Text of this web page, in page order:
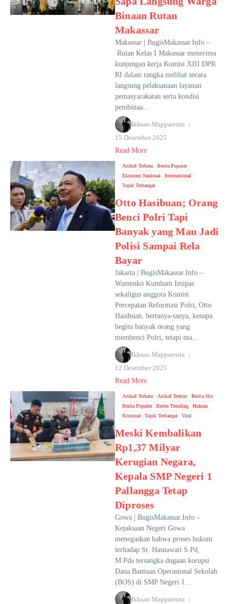
Binaan Rutan
Makassar
Makassar | BugisMakassar.Info –
Rutan Kelas I Makassar menerima
kunjungan kerja Komisi XIII DPR
RI dalam rangka melihat secara
langsung pelaksanaan layanan
pemasyarakatan serta kondisi
pembinaa...
Ikhsan Mapparenta
15 Desember 2025
Read More
Artikel Terbaru
Berita Populer
Ekonomi Nasional
Internasional
Topik Terhangat
Otto Hasibuan; Orang
Benci Polri Tapi
Banyak yang Mau Jadi
Polisi Sampai Rela
Bayar
Jakarta | BugisMakassar.Info –
Wamenko Kumham Imipas
sekaligus anggota Komisi
Percepatan Reformasi Polri, Otto
Hasibuan, bertanya-tanya, kenapa
begitu banyak orang yang
membenci Polri, tetapi ma...
Ikhsan Mapparenta
12 Desember 2025
Read More
Artikel Terbaru Artikel Terkini
Berita Hot
Berita Populer
Berita Trending
Hukum
Kriminal
Topik Terhangat Viral
Meski Kembalikan
Rp1,37 Milyar
Kerugian Negara,
Kepala SMP Negeri 1
Pallangga Tetap
Diproses
Gowa | BugisMakassar.Info –
Kejaksaan Negeri Gowa
menegaskan bahwa proses hukum
terhadap St. Hasnawati S.Pd,
M.Pda tersangka dugaan korupsi
Dana Bantuan Operasional Sekolah
(BOS) di SMP Negeri 1...
Ikhsan Mapparenta